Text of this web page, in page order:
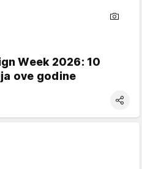
Week 2026: 10
ove godine